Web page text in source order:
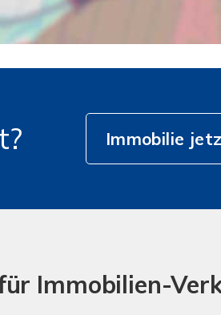
Immobilie
Immobilien-